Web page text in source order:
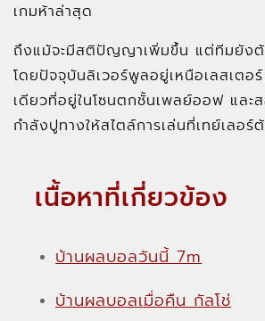
เกมห้าล่าสุด
ถึงแม้จะมีสติปัญญาเพิ่มขึ้น แต่ทีมยังต้
โดยปัจจุบันลิเวอร์พูลอยู่เหนือเลสเตอ
เดียวที่อยู่ในโซนตกชั้นเพลย์ออฟ และ
กำลังปูทางให้สไตล์การเล่นที่เทย์เลอร์
เนื้อหาที่เกี่ยวข้อง
บ้านผลบอลวันนี้ 7m
บ้านผลบอลเมื่อคืน กัลโช่